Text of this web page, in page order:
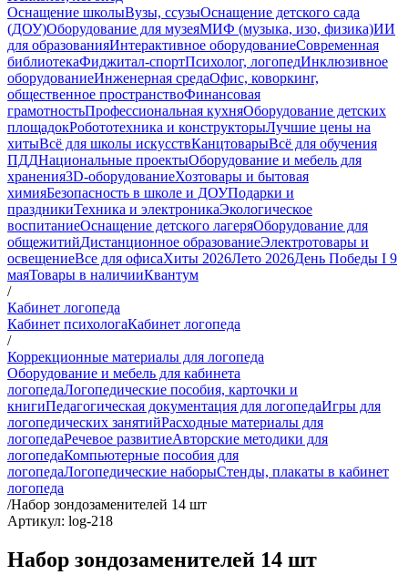
Оснащение школыВузы, ссузыОснащение детского сада
(ДОУ)Оборудование для музеяМИФ (музыка, изо, физика)ИИ
для образованияИнтерактивное оборудованиеСовременная
библиотекаФиджитал-спортПсихолог, логопедИнклюзивное
оборудованиеИнженерная средаОфис, коворкинг,
общественное пространствоФинансовая
грамотностьПрофессиональная кухняОборудование детских
площадокРобототехника и конструкторыЛучшие цены на
хитыВсё для школы искусствКанцтоварыВсё для обучения
ПДДНациональные проектыОборудование и мебель для
хранения3D-оборудованиеХозтовары и бытовая
химияБезопасность в школе и ДОУПодарки и
праздникиТехника и электроникаЭкологическое
воспитаниеОснащение детского лагеряОборудование для
общежитийДистанционное образованиеЭлектротовары и
освещениеВсе для офисаХиты 2026Лето 2026День Победы I 9
маяТовары в наличииКвантум
/
Кабинет логопеда
Кабинет психологаКабинет логопеда
/
Коррекционные материалы для логопеда
Оборудование и мебель для кабинета
логопедаЛогопедические пособия, карточки и
книгиПедагогическая документация для логопедаИгры для
логопедических занятийРасходные материалы для
логопедаРечевое развитиеАвторские методики для
логопедаКомпьютерные пособия для
логопедаЛогопедические наборыСтенды, плакаты в кабинет
логопеда
/Набор зондозаменителей 14 шт
Артикул: log-218
Набор зондозаменителей 14 шт